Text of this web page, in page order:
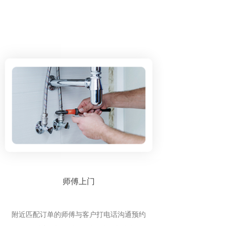
师傅上门
附近匹配订单的师傅与客户打电话沟通预约